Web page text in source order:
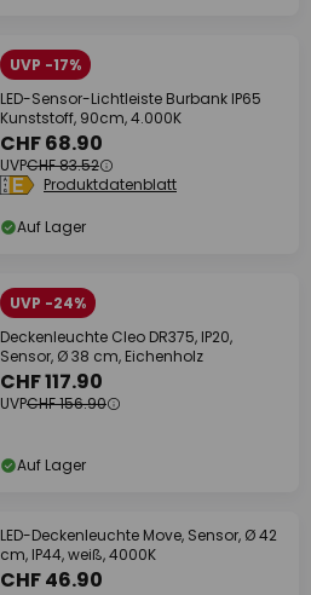
UVP -17%
LED-Sensor-Lichtleiste Burbank IP65
Kunststoff, 90cm, 4.000K
CHF 68.90
UVPCHF 83.52
Produktdatenblatt
Auf Lager
UVP -24%
Deckenleuchte Cleo DR375, IP20,
Sensor, Ø 38 cm, Eichenholz
CHF 117.90
UVPCHF 156.90
Auf Lager
LED-Deckenleuchte Move, Sensor, Ø 42
cm, IP44, weiß, 4000K
CHF 46.90